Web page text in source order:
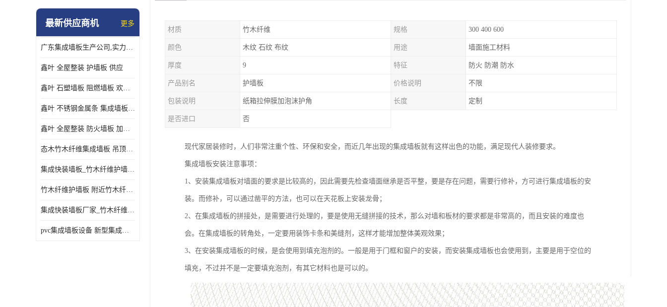
最新供应商机 更多
广东集成墙板生产公司,实力厂家-配送+设计+安装-没中间商
鑫叶 全屋整装 护墙板 供应
鑫叶 石塑墙板 阻燃墙板 欢迎选购
鑫叶 不锈钢金属条 集成墙板阴角线 欢迎选购
鑫叶 全屋整装 防火墙板 加工定制
态木竹木纤维集成墙板 吊顶板材 扣板快装 护墙板
集成快装墙板_竹木纤维护墙板厂家_竹木纤维集成墙板厂家
竹木纤维护墙板 附近竹木纤维集成墙板厂
集成快装墙板厂家_竹木纤维护墙板厂家_竹木纤维集成墙板厂家
pvc集成墙板设备 新型集成墙板 厂家供应
材质 竹木纤维 规格 300 400 600
颜色 木纹 石纹 布纹 用途 墙面施工材料
厚度 9 特征 防火 防潮 防水
产品别名 护墙板 价格说明 不限
包装说明 纸箱拉伸膜加泡沫护角 长度 定制
是否进口 否
现代家居装修时，人们非常注重个性、环保和安全，而近几年出现的集成墙板就有这样出色的功能，满足现代人装修要求。
集成墙板安装注意事项：
1、安装集成墙板对墙面的要求是比较高的，因此需要先检查墙面继承是否平整，要是存在问题，需要行修补，方可进行集成墙板的安
装。而修补，可以通过凿平的方法，也可以在天花板上安装龙骨；
2、在集成墙板的拼接处，是需要进行处理的，要是使用无缝拼接的技术，那么对墙和板材的要求都是非常高的，而且安装的难度也
会。在集成墙板的转角处，一定要用装饰卡条和美缝剂，这样才能增加整体美观效果；
3、在安装集成墙板的时候，是会使用到填充泡剂的。一般是用于门框和窗户的安装，而安装集成墙板也会使用到，主要是用于空位的
填充，不过并不是一定要填充泡剂，有其它材料也是可以的。